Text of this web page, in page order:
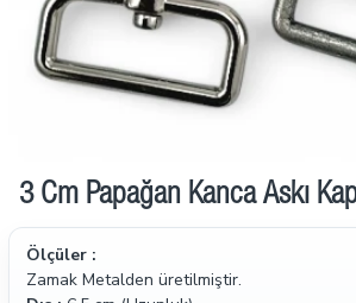
3 Cm Papağan Kanca Askı
Ölçüler :
Zamak Metalden üretilmiştir.